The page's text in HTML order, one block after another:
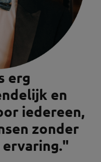
erg
en
iedereen,
zonder